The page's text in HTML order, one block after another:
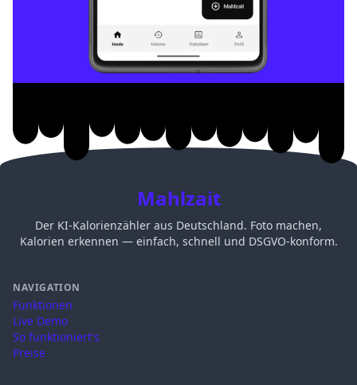
Mahlzait
Der KI-Kalorienzähler aus Deutschland. Foto machen,
Kalorien erkennen — einfach, schnell und DSGVO-konform.
NAVIGATION
Funktionen
Live Demo
So funktioniert's
Preise